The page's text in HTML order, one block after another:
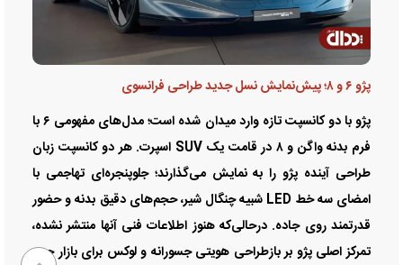
پژو ۶ و ۸؛ پیش‌نمایش نسل جدید طراحی فرانسوی
پژو با دو کانسپت تازه وارد میدان شده است؛ مدل‌های مفهومی ۶ با
فرم بدنه واگن و ۸ در قامت یک SUV اسپرت. هر دو کانسپت زبان
طراحی آینده پژو را به نمایش می‌گذارند؛ جلوپنجره‌ای تهاجمی با
امضای سه خط LED شبیه چنگال شیر، حجم‌های دقیق بدنه و حضور
قدرتمند روی جاده. درحالی‌که هنوز اطلاعات فنی آنها منتشر نشده،
تمرکز اصلی پژو بر بازطراحی هویتی جسورانه و لوکس برای بازار چین